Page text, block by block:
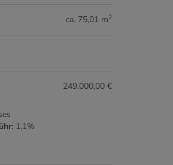
ca. 75,01 m2
249.000,00 €
1,1%